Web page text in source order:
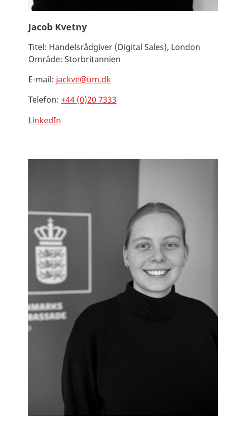
Jacob Kvetny
Titel: Handelsrådgiver (Digital Sales), London
Område: Storbritannien
E-mail: jackve@um.dk
Telefon: +44 (0)20 7333
LinkedIn